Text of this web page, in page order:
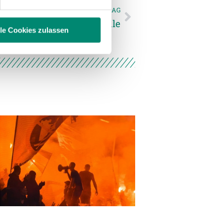
.
Cookies zulassen
NÄCHSTER NEWSEINTRAG
im ÖFB-Cup Achtelfinale